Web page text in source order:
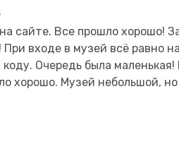
сайте. Все прошло хорошо!
При входе в музей всё равно
Очередь была
хорошо. Музей небольшой,